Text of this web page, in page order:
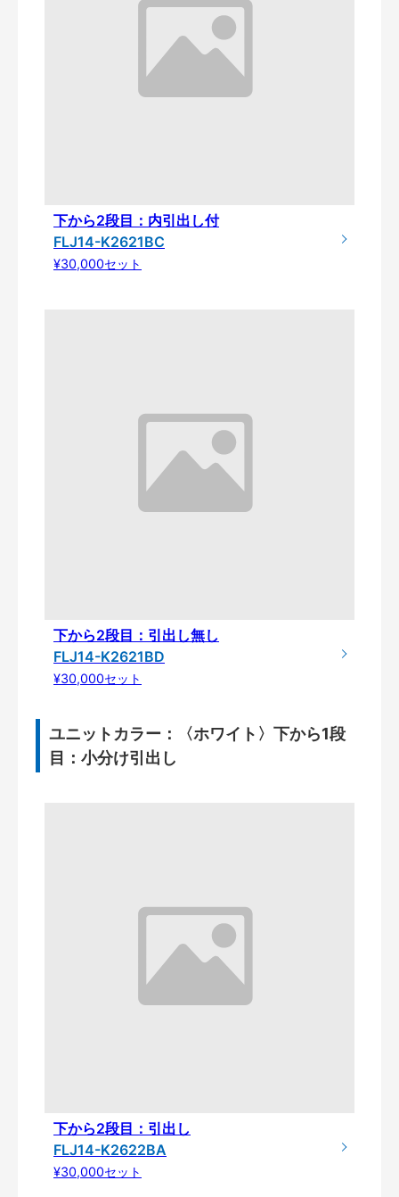
下から2段目：内引出し付
FLJ14-K2621BC
¥30,000セット
下から2段目：引出し無し
FLJ14-K2621BD
¥30,000セット
ユニットカラー：〈ホワイト〉下から1段
目：小分け引出し
下から2段目：引出し
FLJ14-K2622BA
¥30,000セット